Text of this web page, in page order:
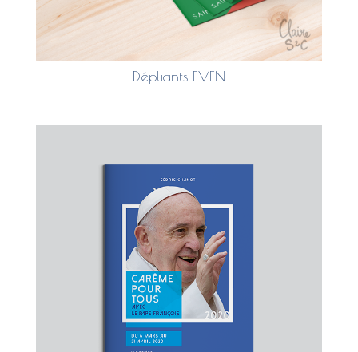
Dépliants EVEN